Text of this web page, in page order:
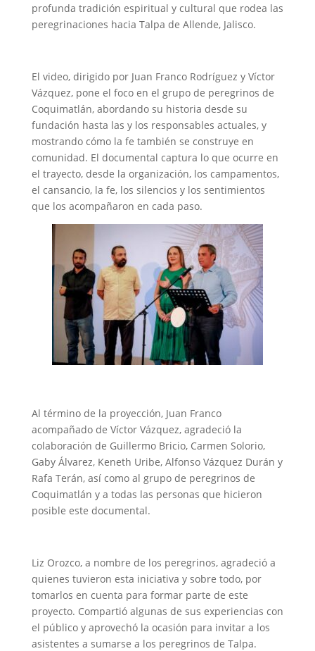
profunda tradición espiritual y cultural que rodea las
peregrinaciones hacia Talpa de Allende, Jalisco.
El video, dirigido por Juan Franco Rodríguez y Víctor
Vázquez, pone el foco en el grupo de peregrinos de
Coquimatlán, abordando su historia desde su
fundación hasta las y los responsables actuales, y
mostrando cómo la fe también se construye en
comunidad. El documental captura lo que ocurre en
el trayecto, desde la organización, los campamentos,
el cansancio, la fe, los silencios y los sentimientos
que los acompañaron en cada paso.
Al término de la proyección, Juan Franco
acompañado de Víctor Vázquez, agradeció la
colaboración de Guillermo Bricio, Carmen Solorio,
Gaby Álvarez, Keneth Uribe, Alfonso Vázquez Durán y
Rafa Terán, así como al grupo de peregrinos de
Coquimatlán y a todas las personas que hicieron
posible este documental.
Liz Orozco, a nombre de los peregrinos, agradeció a
quienes tuvieron esta iniciativa y sobre todo, por
tomarlos en cuenta para formar parte de este
proyecto. Compartió algunas de sus experiencias con
el público y aprovechó la ocasión para invitar a los
asistentes a sumarse a los peregrinos de Talpa.